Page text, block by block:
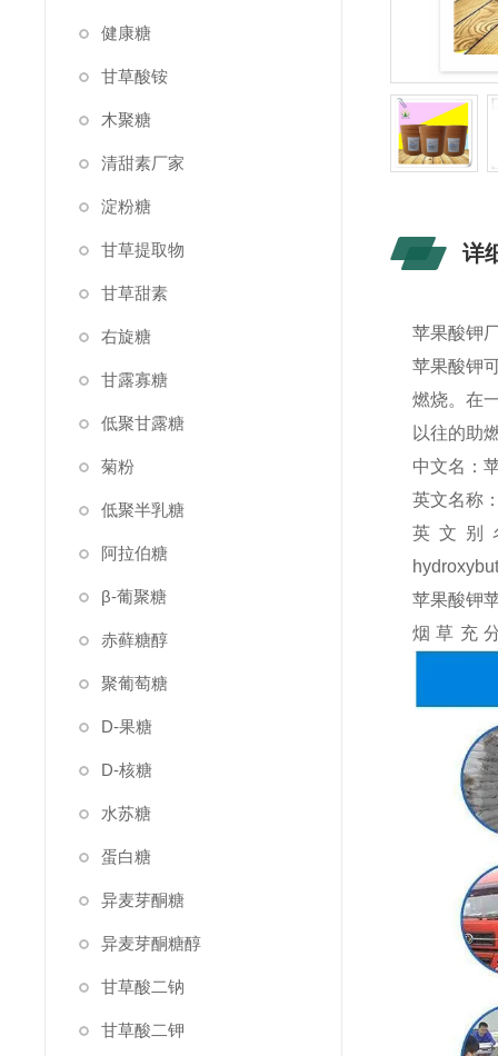
健康糖
甘草酸铵
木聚糖
清甜素厂家
淀粉糖
甘草提取物
甘草甜素
右旋糖
甘露寡糖
低聚甘露糖
菊粉
低聚半乳糖
阿拉伯糖
β-葡聚糖
赤藓糖醇
聚葡萄糖
D-果糖
D-核糖
水苏糖
蛋白糖
异麦芽酮糖
异麦芽酮糖醇
甘草酸二钠
甘草酸二钾
详
苹果酸钾
苹果酸钾
燃烧。在
以往的助
中文名：
英文名称
英文别名
苹果酸钾
烟草充